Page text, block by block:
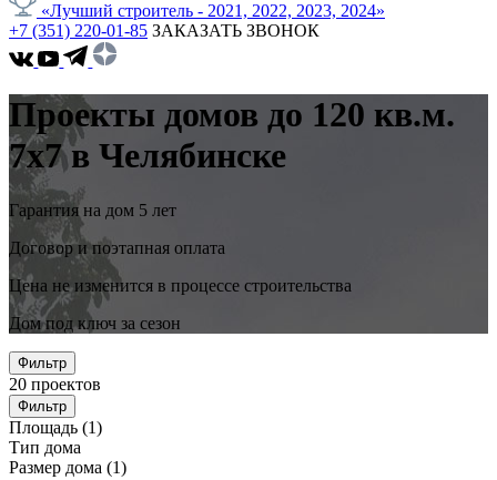
«Лучший строитель - 2021, 2022, 2023, 2024»
+7 (351) 220-01-85 ЗАКАЗАТЬ ЗВОНОК
Проекты домов до 120 кв.м.
7x7 в Челябинске
Гарантия на дом 5 лет
Договор и поэтапная оплата
Цена не изменится в процессе строительства
Дом под ключ за сезон
Фильтр
20 проектов
Фильтр
Площадь (1)
Тип дома
Размер дома (1)